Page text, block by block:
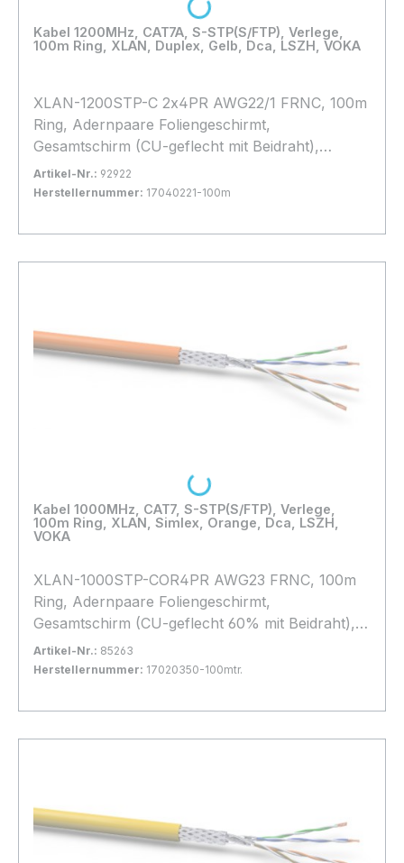
Kabel 1200MHz, CAT7A, S-STP(S/FTP), Verlege,
100m Ring, XLAN, Duplex, Gelb, Dca, LSZH, VOKA
XLAN-1200STP-C 2x4PR AWG22/1 FRNC, 100m
Ring, Adernpaare Foliengeschirmt,
Gesamtschirm (CU-geflecht mit Beidraht),
Halogenfrei, * Gelb *, hohes Geflecht, d=
2x8,3mm, Brandlast: Dca,
Artikel-Nr.: 92922
Herstellernummer: 17040221-100m
In den Warenkorb
Loading...
Kabel 1000MHz, CAT7, S-STP(S/FTP), Verlege,
100m Ring, XLAN, Simlex, Orange, Dca, LSZH,
VOKA
XLAN-1000STP-COR4PR AWG23 FRNC, 100m
Ring, Adernpaare Foliengeschirmt,
Gesamtschirm (CU-geflecht 60% mit Beidraht),
Halogenfrei, **** Orange **, hohes Geflecht,
Brandklasse: Dca,
Artikel-Nr.: 85263
Herstellernummer: 17020350-100mtr.
In den Warenkorb
Loading...